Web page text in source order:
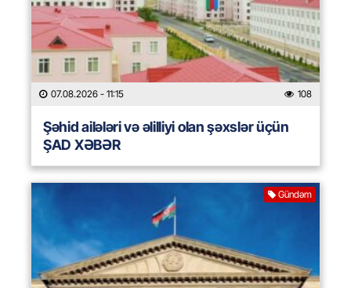
07.08.2026 - 11:15 108
Şəhid ailələri və əlilliyi olan şəxslər üçün
ŞAD XƏBƏR
Gündəm